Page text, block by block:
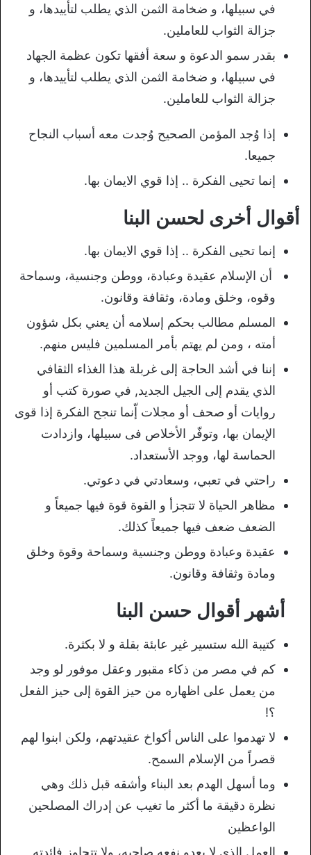
في سبيلها، و ضخامة الثمن الذي يطلب لتأييدها، و
جزالة الثواب للعاملين.
بقدر سمو الدعوة و سعة أفقها تكون عظمة الجهاد
في سبيلها، و ضخامة الثمن الذي يطلب لتأييدها، و
جزالة الثواب للعاملين.
إذا وُجد المؤمن الصحيح وُجدت معه أسباب النجاح
جميعا.
إنما تحيى الفكرة .. إذا قوي الايمان بها.
أقوال أخرى لحسن البنا
إنما تحيى الفكرة .. إذا قوي الايمان بها.
أن الإسلام عقيدة وعبادة، ووطن وجنسية، وسماحة
وقوه، وخلق ومادة، وثقافة وقانون.
المسلم مطالب بحكم إسلامه أن يعني بكل شؤون
أمته ، ومن لم يهتم بأمر المسلمين فليس منهم.
إننا في أشد الحاجة إلى غربلة هذا الغذاء الثقافي
الذي يقدم إلى الجيل الجديد, في صورة كتب أو
روايات أو صحف أو مجلات إّنما تنجح الفكرة إذا قوى
الإيمان بها، وتوفّر الأخلاص فى سبيلها، وازدادت
الحماسة لها، ووجد الأستعداد.
راحتي في تعبي، وسعادتي في دعوتي.
مظاهر الحياة لا تتجزأ و القوة قوة فيها جميعاً و
الضعف ضعف فيها جميعاً كذلك.
عقيدة وعبادة ووطن وجنسية وسماحة وقوة وخلق
ومادة وثقافة وقانون.
أشهر أقوال حسن البنا
كتيبة الله ستسير غير عابئة بقلة و لا بكثرة.
كم في مصر من ذكاء مقبور وعقل موفور لو وجد
من يعمل على اظهاره من حيز القوة إلى حيز الفعل
؟!
لا تهدموا على الناس أكواخ عقيدتهم، ولكن ابنوا لهم
قصراً من الإسلام السمح.
وما أسهل الهدم بعد البناء وأشقه قبل ذلك وهي
نظرة دقيقة ما أكثر ما تغيب عن إدراك المصلحين
الواعظين
العمل الذي لا يعدو نفعه صاحبه، ولا تتجاوز فائدته